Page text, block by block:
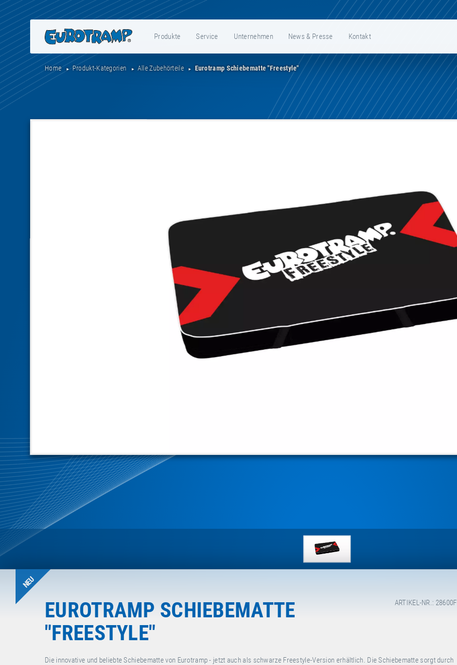
Produkte Service Unternehmen News & Presse Kontakt
Home Produkt-Kategorien Alle Zubehörteile Eurotramp Schiebematte "Freestyle"
NEU
ARTIKEL-NR.: 28600F
EUROTRAMP SCHIEBEMATTE
"FREESTYLE"
Die innovative und beliebte Schiebematte von Eurotramp - jetzt auch als schwarze Freestyle-Version erhältlich. Die Schiebematte sorgt durch